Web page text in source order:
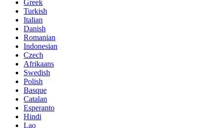
Greek
Turkish
Italian
Danish
Romanian
Indonesian
Czech
Afrikaans
Swedish
Polish
Basque
Catalan
Esperanto
Hindi
Lao